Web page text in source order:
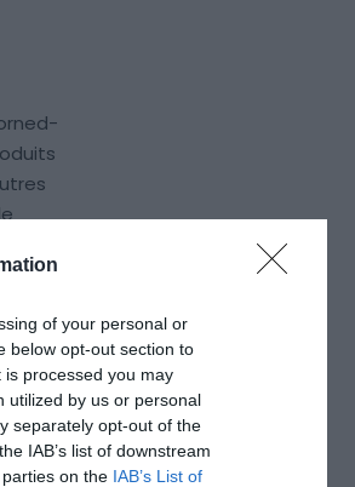
of your personal or
below opt-out section to
processed you may
utilized by us or personal
separately opt-out of the
IAB’s list of downstream
on the IAB’s List of